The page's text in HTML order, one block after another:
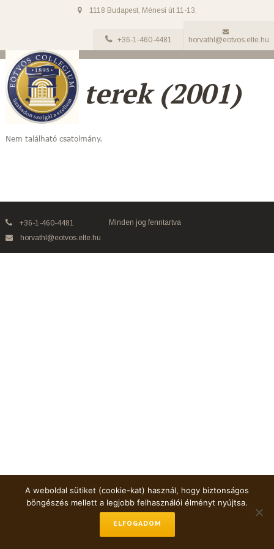
1118 Budapest, Ménesi út 11-13.
+36-1-460-4481 horvathl@eotvos.elte.hu
Kétes terek (2001)
Nem található csatolmány.
+36-1-460-4481
horvathl@eotvos.elte.hu
Minden jog fenntartva
A weboldal sütiket (cookie-kat) használ, hogy biztonságos
böngészés mellett a legjobb felhasználói élményt nyújtsa.
ELFOGADOM